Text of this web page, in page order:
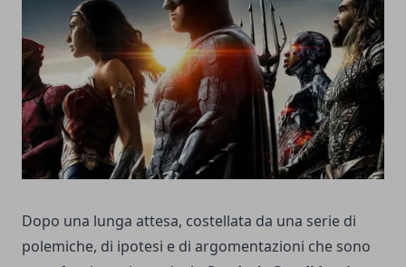
Dopo una lunga attesa, costellata da una serie di
polemiche, di ipotesi e di argomentazioni che sono